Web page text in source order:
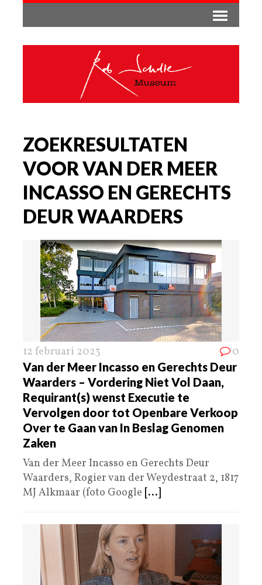
ZOEKRESULTATEN
VOOR VAN DER MEER
INCASSO EN GERECHTS
DEUR WAARDERS
12 februari 2023 0
Van der Meer Incasso en Gerechts Deur
Waarders – Vordering Niet Vol Daan,
Requirant(s) wenst Executie te
Vervolgen door tot Openbare Verkoop
Over te Gaan van In Beslag Genomen
Zaken
Van der Meer Incasso en Gerechts Deur
Waarders, Rogier van der Weydestraat 2, 1817
MJ Alkmaar (foto Google [...]